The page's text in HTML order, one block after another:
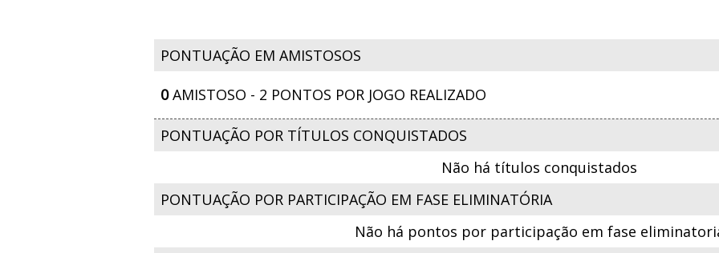
PONTUAÇÃO EM AMISTOSOS
0AMISTOSO - 2 PONTOS POR JOGO REALIZADO
PONTUAÇÃO POR TÍTULOS CONQUISTADOS
Não há títulos conquistados
PONTUAÇÃO POR PARTICIPAÇÃO EM FASE ELIMINATÓRIA
Não há pontos por participação em fase